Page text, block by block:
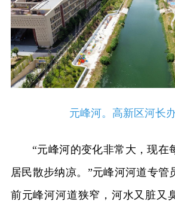
元峰河。高新区河长
“元峰河的变化非常大，现在
居民散步纳凉。”元峰河河道专管
前元峰河河道狭窄，河水又脏又